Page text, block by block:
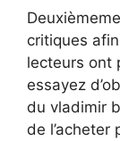
critiques
lecteurs ont
essayez
du vladimir
de l’acheter